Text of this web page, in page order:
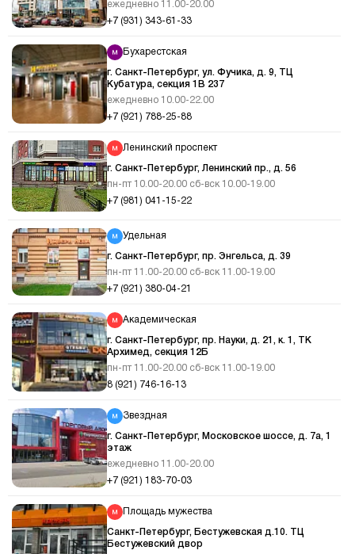
ежедневно 11.00-20.00
+7 (931) 343-61-33
Бухарестская
г. Санкт-Петербург, ул. Фучика, д. 9, ТЦ
Кубатура, секция 1В 237
ежедневно 10.00-22.00
+7 (921) 788-25-88
Ленинский проспект
г. Санкт-Петербург, Ленинский пр., д. 56
пн-пт 10.00-20.00 сб-вск 10.00-19.00
+7 (981) 041-15-22
Удельная
г. Санкт-Петербург, пр. Энгельса, д. 39
пн-пт 11.00-20.00 сб-вск 11.00-19.00
+7 (921) 380-04-21
Академическая
г. Санкт-Петербург, пр. Науки, д. 21, к. 1, ТК
Архимед, секция 12Б
пн-пт 11.00-20.00 сб-вск 11.00-19.00
8 (921) 746-16-13
Звездная
г. Санкт-Петербург, Московское шоссе, д. 7а, 1
этаж
ежедневно 11.00-20.00
+7 (921) 183-70-03
Площадь мужества
Санкт-Петербург, Бестужевская д.10. ТЦ
Бестужевский двор